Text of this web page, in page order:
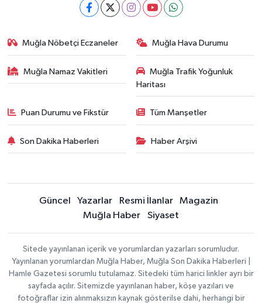
Muğla Nöbetçi Eczaneler Muğla Hava Durumu
Muğla Namaz Vakitleri
Muğla Trafik Yoğunluk
Haritası
Puan Durumu ve Fikstür Tüm Manşetler
Son Dakika Haberleri Haber Arşivi
Güncel Yazarlar Resmi İlanlar
Magazin
Muğla Haber
Siyaset
Sitede yayınlanan içerik ve yorumlardan yazarları sorumludur.
Yayınlanan yorumlardan Muğla Haber, Muğla Son Dakika Haberleri |
Hamle Gazetesi sorumlu tutulamaz. Sitedeki tüm harici linkler ayrı bir
sayfada açılır. Sitemizde yayınlanan haber, köşe yazıları ve
fotoğraflar izin alınmaksızın kaynak gösterilse dahi, herhangi bir